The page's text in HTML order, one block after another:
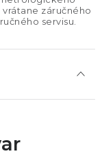
vrátane záručného
servisu.